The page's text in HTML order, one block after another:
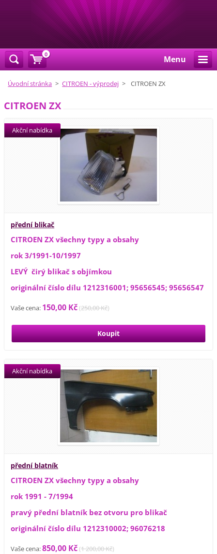
Menu
Úvodní stránka > CITROEN - výprodej > CITROEN ZX
CITROEN ZX
přední blikač
Akční nabídka
CITROEN ZX všechny typy a obsahy
rok 3/1991-10/1997
LEVÝ čirý blikač s objímkou
originální číslo dílu 1212316001; 95656545; 95656547
Vaše cena: 150,00 Kč(250,00 Kč)
přední blatník
Akční nabídka
CITROEN ZX všechny typy a obsahy
rok 1991 - 7/1994
pravý přední blatník bez otvoru pro blikač
originální číslo dílu 1212310002; 96076218
Vaše cena:850,00 Kč(1 200,00 Kč)
0